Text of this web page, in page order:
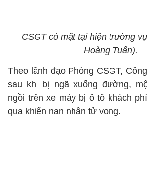
CSGT có mặt tại hiện trường
Hoàng Tuấn).
Theo lãnh đạo Phòng CSGT,
sau khi bị ngã xuống đường,
ngồi trên xe máy bị ô tô khách
qua khiến nạn nhân tử vong.